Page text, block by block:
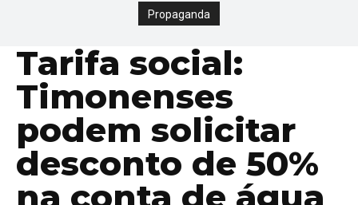
Propaganda
Tarifa social:
Timonenses
podem solicitar
desconto de 50%